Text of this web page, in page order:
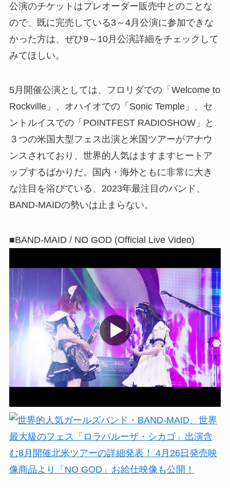
公演のチケットはプレオーダー販売中とのことな
ので、既に完売している3～4月公演に参加できな
かった方は、ぜひ9～10月公演詳細をチェックして
みてほしい。
5月開催公演としては、フロリダでの「Welcome to
Rockville」、オハイオでの「Sonic Temple」、セ
ントルイスでの「POINTFEST RADIOSHOW」と
３つの米国大型フェス出演と米国ツアーがアナウ
ンスされており、世界的人気はますますヒートア
ップするばかりだ。国内・海外ともに非常に大き
な注目を浴びている、2023年最注目のバンド、
BAND-MAIDの勢いは止まらない。
■BAND-MAID / NO GOD (Official Live Video)